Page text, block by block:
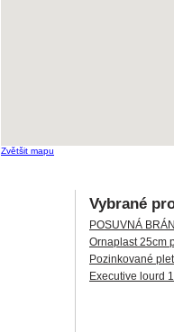
Zvětšit mapu
Vybrané
POSUVNÁ
Ornaplast 25cm
Pozinkované
Executive lourd